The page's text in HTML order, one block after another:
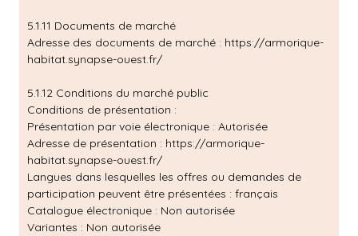
5.1.11 Documents de marché
Adresse des documents de marché : https://armorique-
habitat.synapse-ouest.fr/
5.1.12 Conditions du marché public
Conditions de présentation :
Présentation par voie électronique : Autorisée
Adresse de présentation : https://armorique-
habitat.synapse-ouest.fr/
Langues dans lesquelles les offres ou demandes de
participation peuvent être présentées : français
Catalogue électronique : Non autorisée
Variantes : Non autorisée